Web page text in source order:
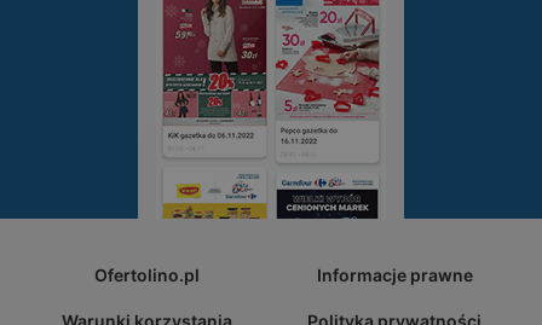
Ofertolino.pl Informacje prawne
Warunki korzystania Polityka prywatności